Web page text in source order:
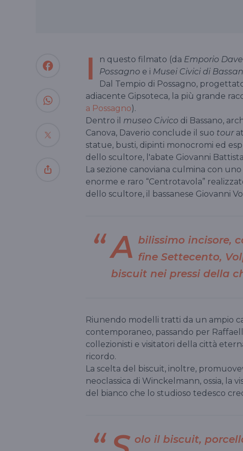
I n questo filmato (da Emporio
Possagno e i Musei Civici di
Dal Tempio di Possagno,
adiacente Gipsoteca, la più grande
a Possagno).
Dentro il museo Civico di Bassano,
Canova, Daverio conclude il suo tour
statue, busti, dipinti monocromi ed
dello scultore, l'abate Giovanni
La sezione canoviana culmina con
enorme e raro “Centrotavola”
dello scultore, il bassanese Giovanni
A bilissimo incisore,
fine Settecento,
biscuit nei pressi della
Riunendo modelli tratti da un ampio
contemporaneo, passando per
collezionisti e visitatori della città
ricordo.
La scelta del biscuit, inoltre,
neoclassica di Winckelmann, ossia, la
del bianco che lo studioso tedesco
olo il biscuit,